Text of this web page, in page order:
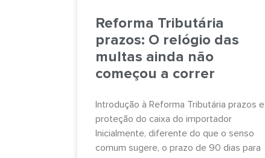
Reforma Tributária
prazos: O relógio das
multas ainda não
começou a correr
Introdução à Reforma Tributária prazos e
proteção do caixa do importador
Inicialmente, diferente do que o senso
comum sugere, o prazo de 90 dias para